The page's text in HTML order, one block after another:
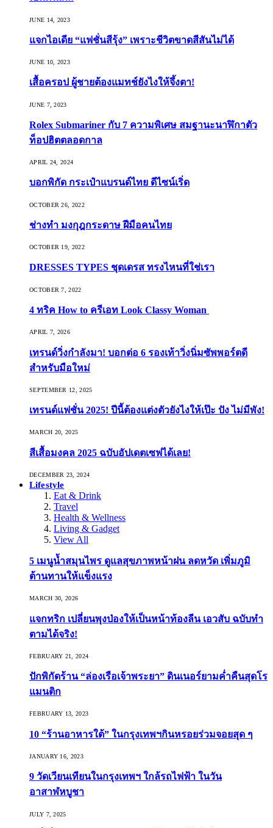
JUNE 14, 2023
แจกไอเดีย “แฟชั่นสีรุ้ง” เพราะชีวิตขาดสีสันไม่ได้
JUNE 10, 2023
เสื้อครอป ผู้ชายต้องแมทช์ยังไงให้จึ้งตา!
JUNE 7, 2023
Rolex Submariner กับ 7 ความพิเศษ สมฐานะนาฬิกาตัว
ท็อปฮิตตลอดกาล
APRIL 24, 2024
บอกพิกัด กระเป๋าแบรนด์ไทย ดีไซน์เริ่ด
OCTOBER 26, 2022
ช่างทำ มงกุฎกระดาษ ฝีมือคนไทย
OCTOBER 19, 2022
DRESSES TYPES ชุดเดรส ทรงไหนที่ใช่เรา
OCTOBER 7, 2022
4 ทริค How to ครีเอท Look Classy Woman
APRIL 7, 2026
เทรนด์วิ่งกำลังมา! บอกต่อ 6 รองเท้าวิ่งนิ่มซัพพอร์ตดี
สำหรับมือใหม่
SEPTEMBER 12, 2025
เทรนด์แฟชั่น 2025! ปีนี้ต้องแต่งตัวยังไงให้เป๊ะ ปัง ไม่มีพัง!
MARCH 20, 2025
สีเสื้อมงคล 2025 ฉบับอัปเดตเซฟได้เลย!
DECEMBER 23, 2024
Lifestyle
Eat & Drink
Travel
Health & Wellness
Living & Gadget
View All
5 เมนูน้ำสมุนไพร ดูแลสุขภาพหน้าฝน ลดหวัด เพิ่มภูมิ
ต้านทานให้แข็งแรง
MARCH 30, 2026
แจกทริก เปลี่ยนพุงป่องให้เป็นหน้าท้องลีน เอวสับ ฉบับทำ
ตามได้จริง!
FEBRUARY 21, 2024
ปักพิกัดร้าน “ล่องเรือเจ้าพระยา” ดินเนอร์ยามค่ำคืนสุดโร
แมนติก
FEBRUARY 13, 2023
10 “ร้านอาหารใต้” ในกรุงเทพฯกินหรอยร่วมจอยสุด ๆ
JANUARY 16, 2023
9 วัดเวียนเทียนในกรุงเทพฯ ใกล้รถไฟฟ้า ในวัน
อาสาฬหบูชา
JULY 7, 2025